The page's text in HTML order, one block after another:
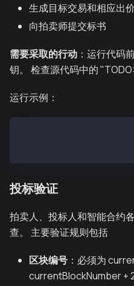
生成目标交易和相应出价
向拍卖师提交标书
需要采取的行动 ：运行代码
钥。 检查源代码中的 "TODO:
运行示例：
投标验证
拍卖人、投标人和智能合约
查。 主要验证规则包括
区块编号 ：必须为
currentBlockNumber +